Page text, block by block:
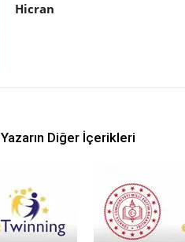
Hicran
Yazarın Diğer İçerikleri